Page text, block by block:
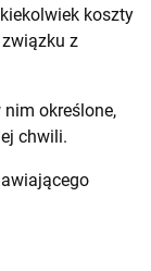
koszty
z
określone,
chwili.